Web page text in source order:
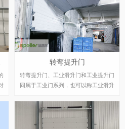
转弯提升门
转弯提升门、工业滑升门和工业提升门
同属于工业门系列，也可以称工业滑升
提升门广泛用于医药、食品、电子、印
刷、超市等洁净度要求高的厂房，具有
外形美观、安全可靠、开启平稳、低噪